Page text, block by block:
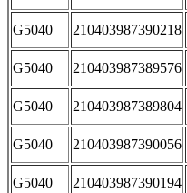
G5040 210403987390218
G5040 210403987389576
G5040 210403987389804
G5040 210403987390056
G5040 210403987390194